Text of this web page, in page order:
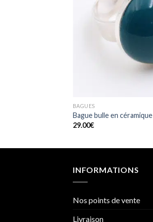
BAGUES
Bague bulle en céramique
29.00€
INFORMATIONS
Nos points de vente
Livraison